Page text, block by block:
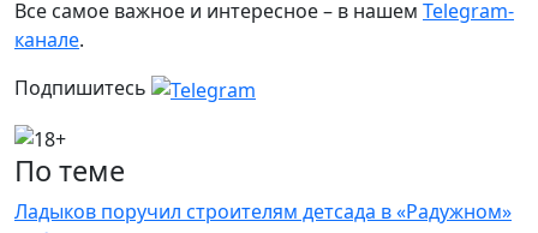
Все самое важное и интересное – в нашем Telegram-
канале.
Подпишитесь
По теме
Ладыков поручил строителям детсада в «Радужном»